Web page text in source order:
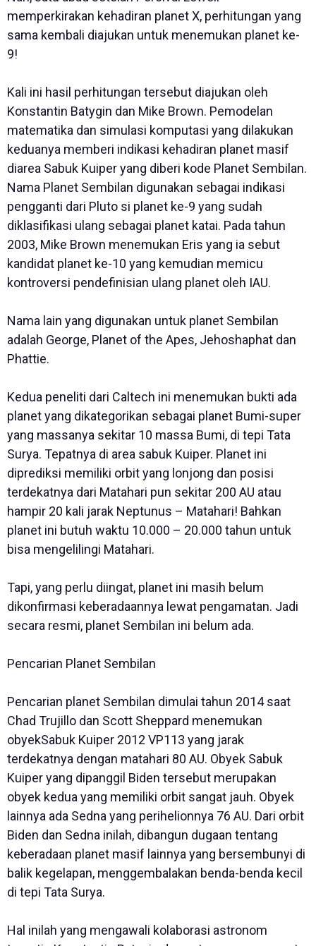
memperkirakan kehadiran planet X, perhitungan yang
sama kembali diajukan untuk menemukan planet ke-
9!
Kali ini hasil perhitungan tersebut diajukan oleh
Konstantin Batygin dan Mike Brown. Pemodelan
matematika dan simulasi komputasi yang dilakukan
keduanya memberi indikasi kehadiran planet masif
diarea Sabuk Kuiper yang diberi kode Planet Sembilan.
Nama Planet Sembilan digunakan sebagai indikasi
pengganti dari Pluto si planet ke-9 yang sudah
diklasifikasi ulang sebagai planet katai. Pada tahun
2003, Mike Brown menemukan Eris yang ia sebut
kandidat planet ke-10 yang kemudian memicu
kontroversi pendefinisian ulang planet oleh IAU.
Nama lain yang digunakan untuk planet Sembilan
adalah George, Planet of the Apes, Jehoshaphat dan
Phattie.
Kedua peneliti dari Caltech ini menemukan bukti ada
planet yang dikategorikan sebagai planet Bumi-super
yang massanya sekitar 10 massa Bumi, di tepi Tata
Surya. Tepatnya di area sabuk Kuiper. Planet ini
diprediksi memiliki orbit yang lonjong dan posisi
terdekatnya dari Matahari pun sekitar 200 AU atau
hampir 20 kali jarak Neptunus – Matahari! Bahkan
planet ini butuh waktu 10.000 – 20.000 tahun untuk
bisa mengelilingi Matahari.
Tapi, yang perlu diingat, planet ini masih belum
dikonfirmasi keberadaannya lewat pengamatan. Jadi
secara resmi, planet Sembilan ini belum ada.
Pencarian Planet Sembilan
Pencarian planet Sembilan dimulai tahun 2014 saat
Chad Trujillo dan Scott Sheppard menemukan
obyekSabuk Kuiper 2012 VP113 yang jarak
terdekatnya dengan matahari 80 AU. Obyek Sabuk
Kuiper yang dipanggil Biden tersebut merupakan
obyek kedua yang memiliki orbit sangat jauh. Obyek
lainnya ada Sedna yang perihelionnya 76 AU. Dari orbit
Biden dan Sedna inilah, dibangun dugaan tentang
keberadaan planet masif lainnya yang bersembunyi di
balik kegelapan, menggembalakan benda-benda kecil
di tepi Tata Surya.
Hal inilah yang mengawali kolaborasi astronom